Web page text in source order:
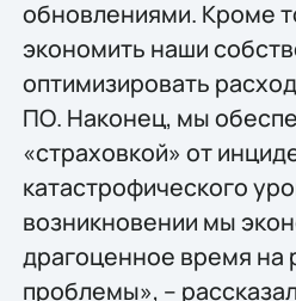
обновлениями. Кроме
экономить наши
оптимизировать
ПО. Наконец, мы
«страховкой» от
катастрофического
возникновении мы
драгоценное время на
проблемы», –